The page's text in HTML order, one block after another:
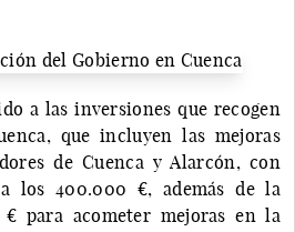
a las inversiones que recogen
que incluyen las mejoras
de Cuenca y Alarcón, con
los 400.000 €, además de la
para acometer mejoras en la